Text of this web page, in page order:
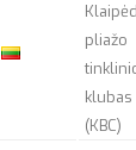
pliažo
klubas
(KBC)